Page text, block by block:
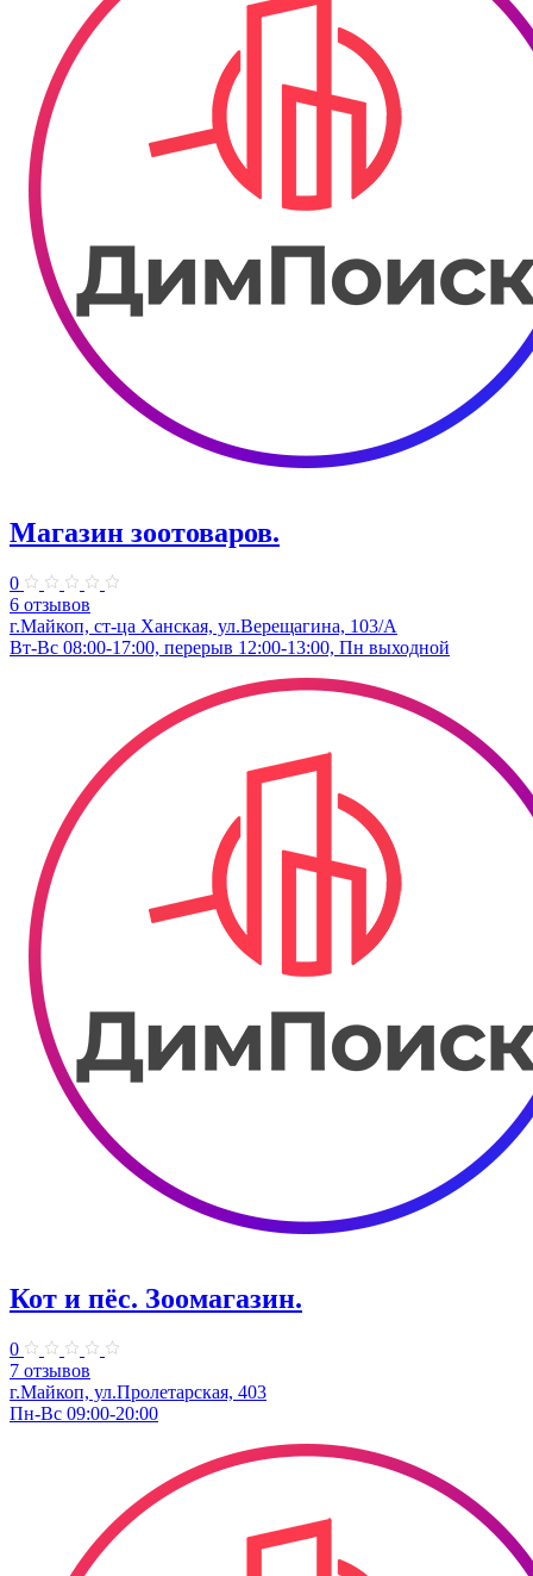
Магазин зоотоваров.
0
6 отзывов
г.Майкоп, ст-ца Ханская, ул.Верещагина, 103/А
Вт-Вс 08:00-17:00, перерыв 12:00-13:00, Пн выходной
Кот и пёс. Зоомагазин.
0
7 отзывов
г.Майкоп, ул.Пролетарская, 403
Пн-Вс 09:00-20:00